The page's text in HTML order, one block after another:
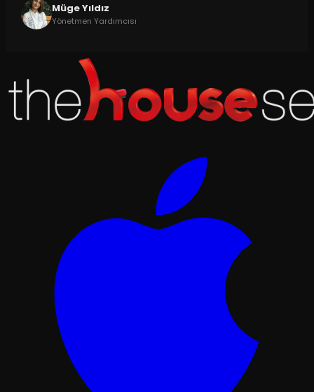
Müge Yıldız
Yönetmen Yardımcısı